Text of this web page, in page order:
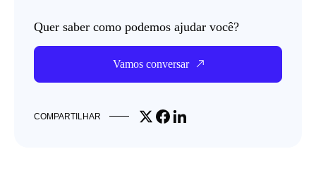
Quer saber como podemos ajudar você?
Vamos conversar
COMPARTILHAR Share on X
Share on Facebook
Share on LinkedIn